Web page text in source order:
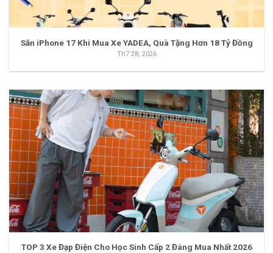
Săn iPhone 17 Khi Mua Xe YADEA, Quà Tặng Hơn 18 Tỷ Đồng
Th7 28, 2026
TOP 3 Xe Đạp Điện Cho Học Sinh Cấp 2 Đáng Mua Nhất 2026